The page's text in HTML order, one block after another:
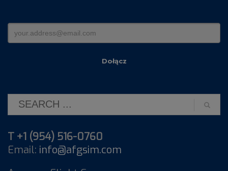
T +1 (954) 516-0760
Email: info@afgsim.com